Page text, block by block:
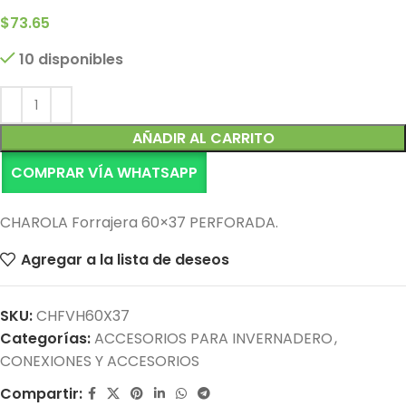
$73.65
10 disponibles
AÑADIR AL CARRITO
COMPRAR VÍA WHATSAPP
Alternative:
CHAROLA Forrajera 60×37 PERFORADA.
Agregar a la lista de deseos
SKU:CHFVH60X37
Categorías:ACCESORIOS PARA INVERNADERO,
CONEXIONES Y ACCESORIOS
Compartir: